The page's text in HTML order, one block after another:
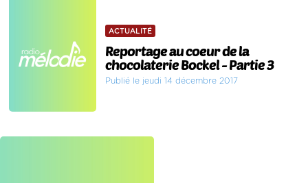
ACTUALITÉ
Reportage au coeur de la
chocolaterie Bockel - Partie 3
Publié le jeudi 14 décembre 2017